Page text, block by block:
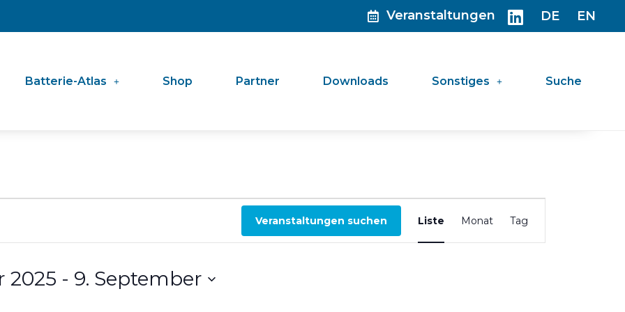
Veranstaltungen DE EN
Batterie-Atlas Shop Partner Downloads Sonstiges Suche
Veranstaltungen suchen
Ansichten-
Navigation
Liste Monat Tag
2025 - 9. September